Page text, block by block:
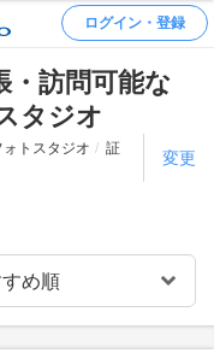
ログイン・登録
・訪問可能な
タジオ
トスタジオ
証
変更